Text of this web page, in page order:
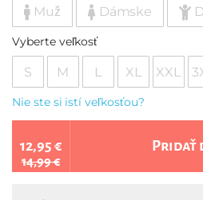
Muž Dámske
Vyberte veľkosť
S M L XL XXL
Nie ste si istí veľkosťou?
12,95 €
14,99 €
Pridať